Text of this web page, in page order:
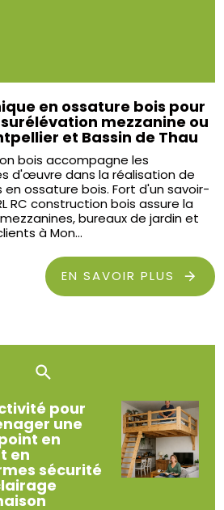
en ossature bois pour
mezzanine ou
et Bassin de Thau
bois accompagne les
d'œuvre dans la réalisation de
ossature bois. Fort d'un savoir-
RC construction bois assure la
bureaux de jardin et
à Mon...
EN SAVOIR PLUS
pour
une
en
en
sécurité